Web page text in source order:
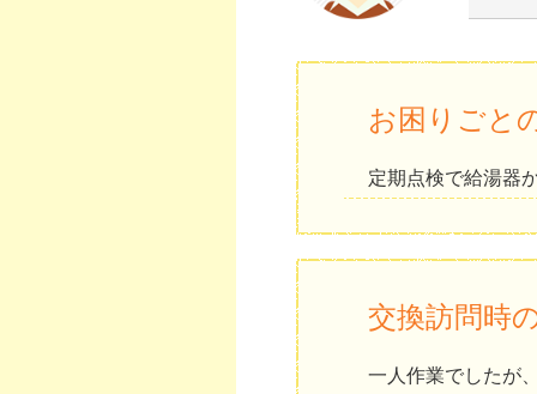
お困りごと
定期点検で給湯器
交換訪問時
一人作業でしたが